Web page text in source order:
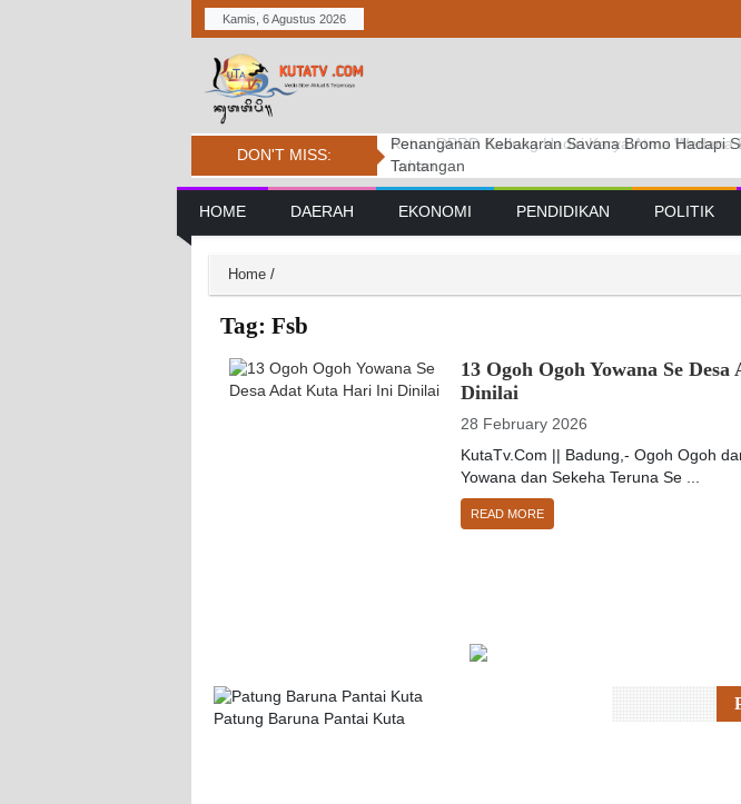
Kamis, 6 Agustus 2026
DON'T MISS:
Penanganan Kebakaran Savana Bromo Hadapi
Tantangan
Karya Atma Wedana Desa Adat Tuban Digelar
Ketua DPRD Badung Hadiri Karya Atma Wedana
Tuban.
Main Navigation
HOME DAERAH EKONOMI PENDIDIKAN POLITIK
Home /
Tag: Fsb
13 Ogoh Ogoh Yowana Se
Dinilai
28 February 2026
KutaTv.Com || Badung,- Ogoh Ogoh
Yowana dan Sekeha Teruna Se ...
READ MORE
Patung Baruna Pantai Kuta